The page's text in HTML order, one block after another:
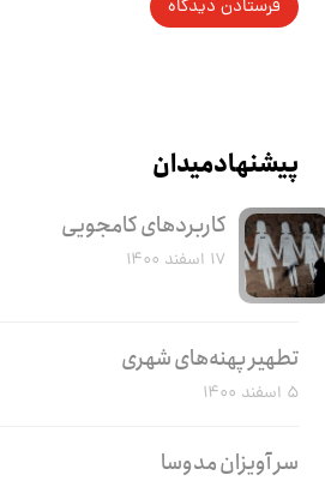
پیشنهاد میدان
کاربرد‌های کامجویی
۱۷ اسفند ۱۴۰۰
تطهیر پهنه‌های شهری
۵ اسفند ۱۴۰۰
سر آویزان مدوسا